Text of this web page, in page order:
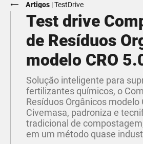
Artigos |TestDrive
Test drive
de Resíduos
modelo CRO
Solução inteligente para
fertilizantes químicos, o
Resíduos Orgânicos modelo
Civemasa, padroniza e
tradicional de
em um método quase